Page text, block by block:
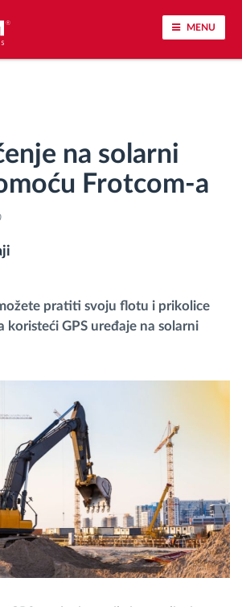
MENU
u vožnji
vožnje
snagom
rute
vozača
sve aktivnosti voznog parka
na solarni
Frotcom-a
pratiti svoju flotu i prikolice
koristeći GPS uređaje na solarni